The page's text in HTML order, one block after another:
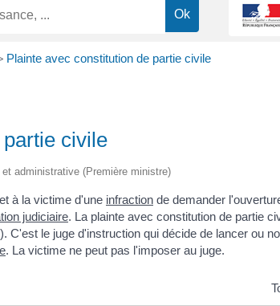
Plainte avec constitution de partie civile
civile
administrative (Première ministre)
à la victime d'une infraction de demander
judiciaire. La plainte avec constitution de partie
C'est le juge d'instruction qui décide de lancer ou
. La victime ne peut pas l'imposer au juge.